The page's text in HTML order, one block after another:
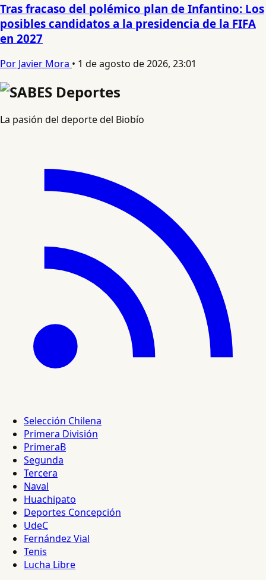
Tras fracaso del polémico plan de Infantino: Los
posibles candidatos a la presidencia de la FIFA
en 2027
Por Javier Mora • 1 de agosto de 2026, 23:01
La pasión del deporte del Biobío
Selección Chilena
Primera División
PrimeraB
Segunda
Tercera
Naval
Huachipato
Deportes Concepción
UdeC
Fernández Vial
Tenis
Lucha Libre